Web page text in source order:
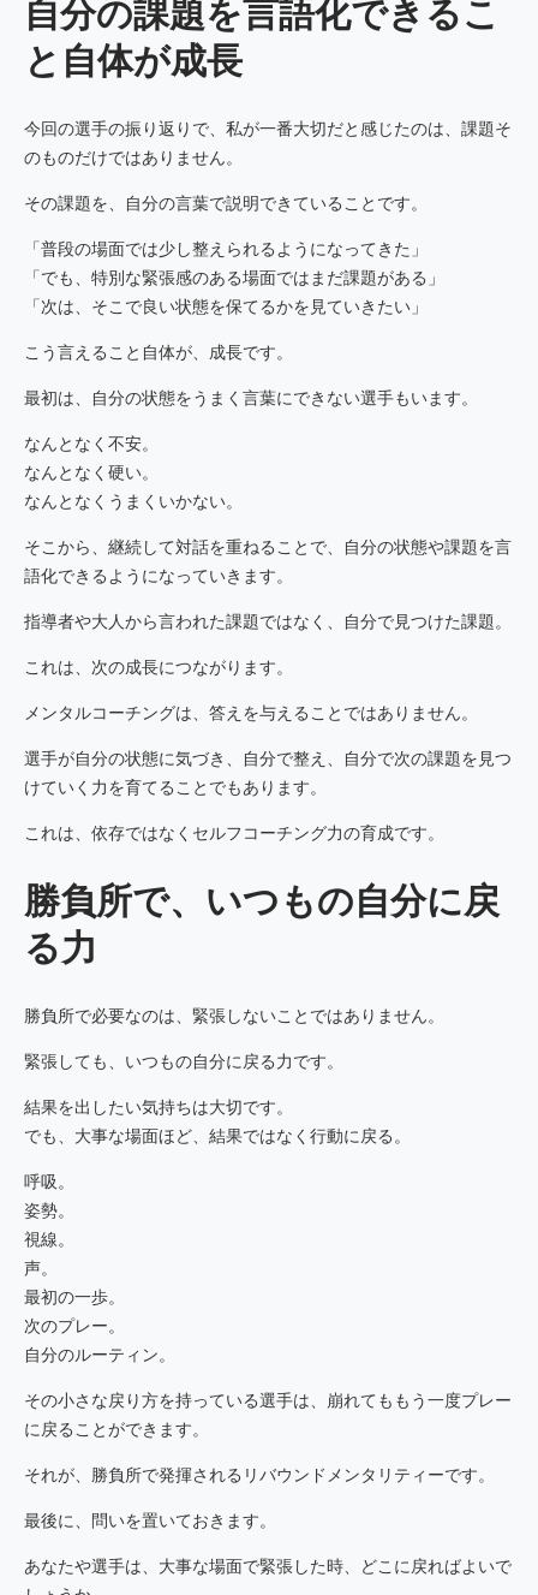
自分の課題を言語化できるこ
と自体が成長
今回の選手の振り返りで、私が一番大切だと感じたのは、課題そ
のものだけではありません。
その課題を、自分の言葉で説明できていることです。
「普段の場面では少し整えられるようになってきた」
「でも、特別な緊張感のある場面ではまだ課題がある」
「次は、そこで良い状態を保てるかを見ていきたい」
こう言えること自体が、成長です。
最初は、自分の状態をうまく言葉にできない選手もいます。
なんとなく不安。
なんとなく硬い。
なんとなくうまくいかない。
そこから、継続して対話を重ねることで、自分の状態や課題を言
語化できるようになっていきます。
指導者や大人から言われた課題ではなく、自分で見つけた課題。
これは、次の成長につながります。
メンタルコーチングは、答えを与えることではありません。
選手が自分の状態に気づき、自分で整え、自分で次の課題を見つ
けていく力を育てることでもあります。
これは、依存ではなくセルフコーチング力の育成です。
勝負所で、いつもの自分に戻
る力
勝負所で必要なのは、緊張しないことではありません。
緊張しても、いつもの自分に戻る力です。
結果を出したい気持ちは大切です。
でも、大事な場面ほど、結果ではなく行動に戻る。
呼吸。
姿勢。
視線。
声。
最初の一歩。
次のプレー。
自分のルーティン。
その小さな戻り方を持っている選手は、崩れてももう一度プレー
に戻ることができます。
それが、勝負所で発揮されるリバウンドメンタリティーです。
最後に、問いを置いておきます。
あなたや選手は、大事な場面で緊張した時、どこに戻ればよいで